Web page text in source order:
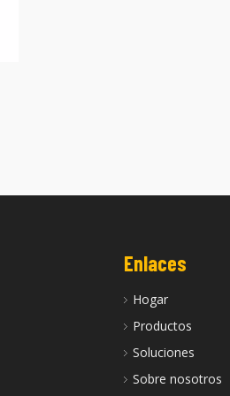
Enlaces
Hogar
Productos
Soluciones
Sobre nosotros